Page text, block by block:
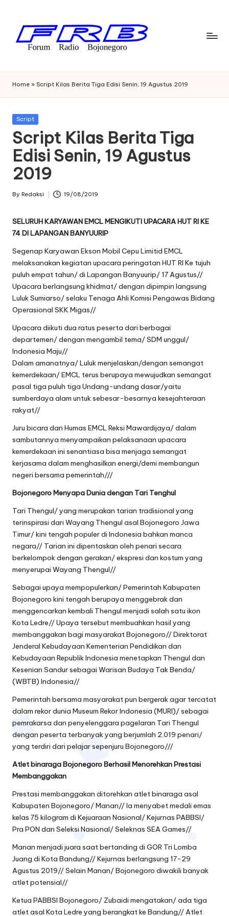
content
F
o
r
u
m
R
a
di
B
oj
o
n
e
g
o
r
o
Bojonegoro
Home » Script Kilas Berita Tiga Edisi Senin, 19 Agustus 2019
Posted
Script
Script Kilas Berita Tiga
Edisi Senin, 19 Agustus
2019
Posted
By Redaksi 19/08/2019
SELURUH KARYAWAN EMCL MENGIKUTI UPACARA HUT RI KE
74 DI LAPANGAN BANYUURIP
Segenap Karyawan Ekson Mobil Cepu Limitid EMCL
melaksanakan kegiatan upacara peringatan HUT RI Ke tujuh
puluh empat tahun/ di Lapangan Banyuurip/ 17 Agustus//
Upacara berlangsung khidmat/ dengan dipimpin langsung
Luluk Sumiarso/ selaku Tenaga Ahli Komisi Pengawas Bidang
Operasional SKK Migas//
Upacara diikuti dua ratus peserta dari berbagai
departemen/ dengan mengambil tema/ SDM unggul/
Indonesia Maju//
Dalam amanatnya/ Luluk menjelaskan/dengan semangat
kemerdekaan/ EMCL terus berupaya mewujudkan semangat
pasal tiga puluh tiga Undang-undang dasar/yaitu
sumberdaya alam untuk sebesar-besarnya kesejahteraan
rakyat//
Juru bicara dan Humas EMCL Reksi Mawardijaya/ dalam
sambutannya menyampaikan pelaksanaan upacara
kemerdekaan ini senantiasa bisa menjaga semangat
kerjasama dalam menghasilkan energi/demi membangun
negeri bersama pemerintah///
Bojonegoro Menyapa Dunia dengan Tari Tenghul
Tari Thengul/ yang merupakan tarian tradisional yang
terinspirasi dari Wayang Thengul asal Bojonegoro Jawa
Timur/ kini tengah populer di Indonesia bahkan manca
negara// Tarian ini dipentaskan oleh penari secara
berkelompok dengan gerakan/ ekspresi dan kostum yang
menyerupai Wayang Thengul//
Sebagai upaya mempopulerkan/ Pemerintah Kabupaten
Bojonegoro kini tengah berupaya menggebrak dan
menggencarkan kembali Thengul menjadi salah satu ikon
Kota Ledre// Upaya tersebut membuahkan hasil yang
membanggakan bagi masyarakat Bojonegoro// Direktorat
Jenderal Kebudayaan Kementerian Pendidikan dan
Kebudayaan Republik Indonesia menetapkan Thengul dan
Kesenian Sandur sebagai Warisan Budaya Tak Benda/
(WBTB) Indonesia//
Pemerintah bersama masyarakat pun bergerak agar tercatat
dalam rekor dunia Museum Rekor Indonesia (MURI)/ sebagai
pemrakarsa dan penyelenggara pagelaran Tari Thengul
dengan peserta terbanyak yang berjumlah 2.019 penari/
yang terdiri dari pelajar sepenjuru Bojonegoro///
Atlet binaraga Bojonegoro Berhasil Menorehkan Prestasi
Membanggakan
Prestasi membanggakan ditorehkan atlet binaraga asal
Kabupaten Bojonegoro/ Manan// Ia menyabet medali emas
kelas 75 kilogram di Kejuaraan Nasional/ Kejurnas PABBSI/
Pra PON dan Seleksi Nasional/ Seleknas SEA Games//
Manan menjadi juara saat bertanding di GOR Tri Lomba
Juang di Kota Bandung// Kejurnas berlangsung 17-29
Agustus 2019// Selain Manan/ Bojonegoro diwakili banyak
atlet potensial//
Ketua PABBSI Bojonegoro/ Zubaidi mengatakan/ ada tiga
atlet asal Kota Ledre yang berangkat ke Bandung// Atlet